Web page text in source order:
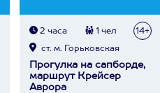
2 часа 1 чел 14+
ст. м. Горьковская
Прогулка на сапборде,
маршрут Крейсер
Аврора